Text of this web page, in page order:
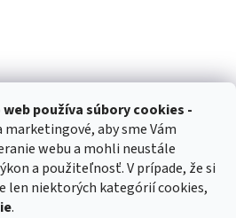
web používasúbory cookies -
aby sme Vám
webu a mohli neustále
a použiteľnosť. V prípade, že si
len niektorých kategórií cookies,
.